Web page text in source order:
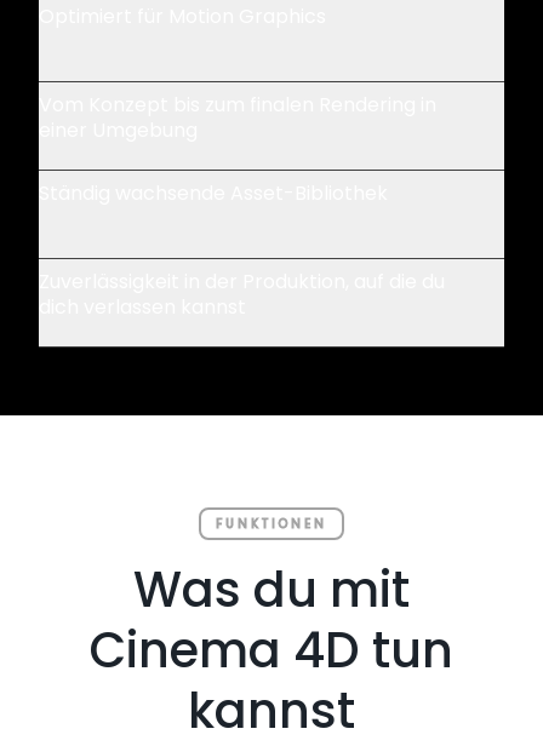
FUNKTIONEN
Was du mit
Cinema 4D tun
kannst